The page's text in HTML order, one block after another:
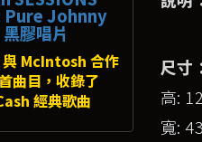
Pure Johnny
膠唱片
McIntosh 合作
曲目，收錄了
經典歌曲
尺寸
高:
寬: